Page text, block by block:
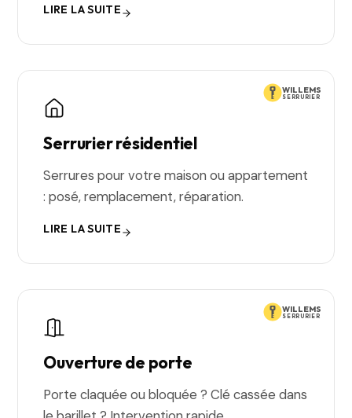
LIRE LA SUITE
WILLEMS
SERRURIER
Serrurier résidentiel
Serrures pour votre maison ou appartement
: posé, remplacement, réparation.
LIRE LA SUITE
WILLEMS
SERRURIER
Ouverture de porte
Porte claquée ou bloquée ? Clé cassée dans